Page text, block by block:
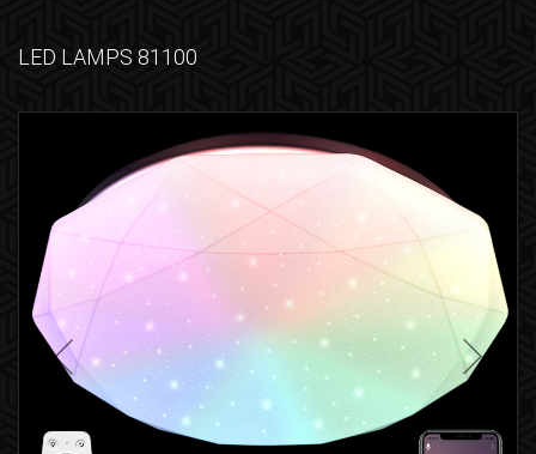
LED LAMPS 81100